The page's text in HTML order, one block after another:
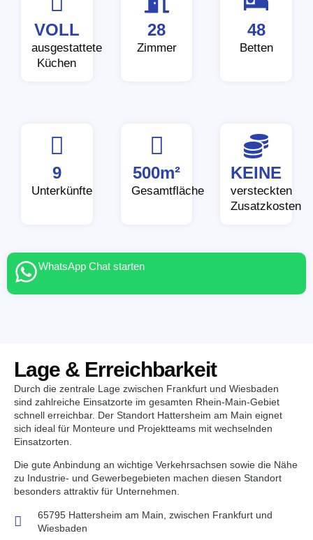
VOLL
ausgestattete
Küchen
28
Zimmer
48
Betten
9
Unterkünfte
500m²
Gesamtfläche
KEINE
versteckten
Zusatzkosten
WhatsApp Chat starten
Lage & Erreichbarkeit
Durch die zentrale Lage zwischen Frankfurt und Wiesbaden
sind zahlreiche Einsatzorte im gesamten Rhein-Main-Gebiet
schnell erreichbar. Der Standort Hattersheim am Main eignet
sich ideal für Monteure und Projektteams mit wechselnden
Einsatzorten.
Die gute Anbindung an wichtige Verkehrsachsen sowie die Nähe
zu Industrie- und Gewerbegebieten machen diesen Standort
besonders attraktiv für Unternehmen.
65795 Hattersheim am Main, zwischen Frankfurt und
Wiesbaden